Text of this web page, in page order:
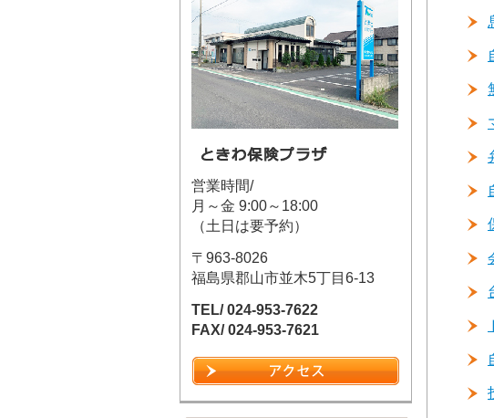
営業時間/
月～金 9:00～18:00
（土日は要予約）
〒963-8026
福島県郡山市並木5丁目6-13
TEL/ 024-953-7622
FAX/ 024-953-7621